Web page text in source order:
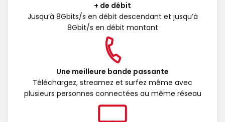
+ de débit
Jusqu’à 8Gbits/s en débit descendant et jusqu’à
8Gbit/s en débit montant
Une meilleure bande passante
Téléchargez, streamez et surfez même avec
plusieurs personnes connectées au même réseau